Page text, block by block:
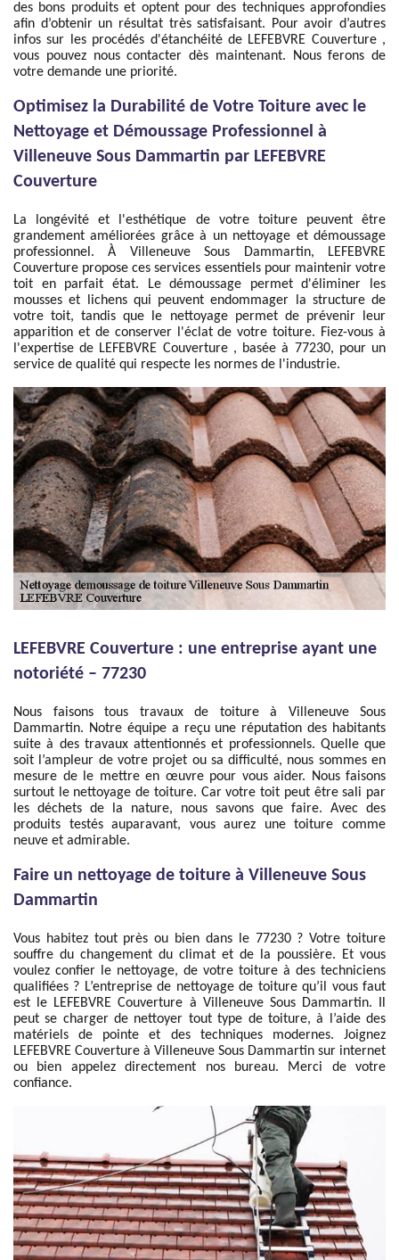
des bons produits et optent pour des techniques approfondies
afin d’obtenir un résultat très satisfaisant. Pour avoir d’autres
infos sur les procédés d'étanchéité de LEFEBVRE Couverture ,
vous pouvez nous contacter dès maintenant. Nous ferons de
votre demande une priorité.
Optimisez la Durabilité de Votre Toiture avec le
Nettoyage et Démoussage Professionnel à
Villeneuve Sous Dammartin par LEFEBVRE
Couverture
La longévité et l'esthétique de votre toiture peuvent être
grandement améliorées grâce à un nettoyage et démoussage
professionnel. À Villeneuve Sous Dammartin, LEFEBVRE
Couverture propose ces services essentiels pour maintenir votre
toit en parfait état. Le démoussage permet d'éliminer les
mousses et lichens qui peuvent endommager la structure de
votre toit, tandis que le nettoyage permet de prévenir leur
apparition et de conserver l'éclat de votre toiture. Fiez-vous à
l'expertise de LEFEBVRE Couverture , basée à 77230, pour un
service de qualité qui respecte les normes de l'industrie.
LEFEBVRE Couverture : une entreprise ayant une
notoriété – 77230
Nous faisons tous travaux de toiture à Villeneuve Sous
Dammartin. Notre équipe a reçu une réputation des habitants
suite à des travaux attentionnés et professionnels. Quelle que
soit l’ampleur de votre projet ou sa difficulté, nous sommes en
mesure de le mettre en œuvre pour vous aider. Nous faisons
surtout le nettoyage de toiture. Car votre toit peut être sali par
les déchets de la nature, nous savons que faire. Avec des
produits testés auparavant, vous aurez une toiture comme
neuve et admirable.
Faire un nettoyage de toiture à Villeneuve Sous
Dammartin
Vous habitez tout près ou bien dans le 77230 ? Votre toiture
souffre du changement du climat et de la poussière. Et vous
voulez confier le nettoyage, de votre toiture à des techniciens
qualifiées ? L’entreprise de nettoyage de toiture qu’il vous faut
est le LEFEBVRE Couverture à Villeneuve Sous Dammartin. Il
peut se charger de nettoyer tout type de toiture, à l’aide des
matériels de pointe et des techniques modernes. Joignez
LEFEBVRE Couverture à Villeneuve Sous Dammartin sur internet
ou bien appelez directement nos bureau. Merci de votre
confiance.